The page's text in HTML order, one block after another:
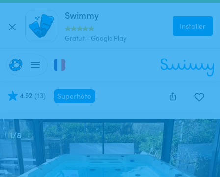
Swimmy
Gratuit - Google Play
Installer
4.92 (13) Superhôte
Cette annonce est close et ne peut être réservée.
1/8